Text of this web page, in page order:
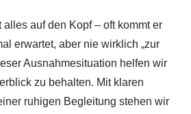
alles auf den Kopf – oft kommt er
erwartet, aber nie wirklich „zur
Ausnahmesituation helfen wir
zu behalten. Mit klaren
ruhigen Begleitung stehen wir